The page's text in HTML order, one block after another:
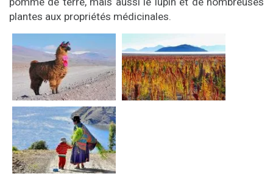
plantes aux propriétés médicinales.